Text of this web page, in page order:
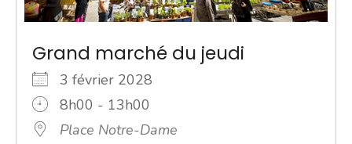
Grand marché du jeudi
3 février 2028
8h00 - 13h00
Place Notre-Dame